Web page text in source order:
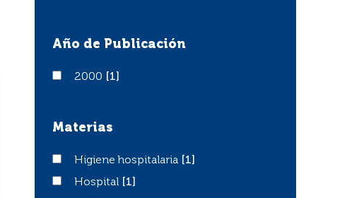
Año de Publicación
20002000 [1]
Materias
Higiene hospitalaria
Higiene hospitalaria
[1]
HospitalHospital [1]